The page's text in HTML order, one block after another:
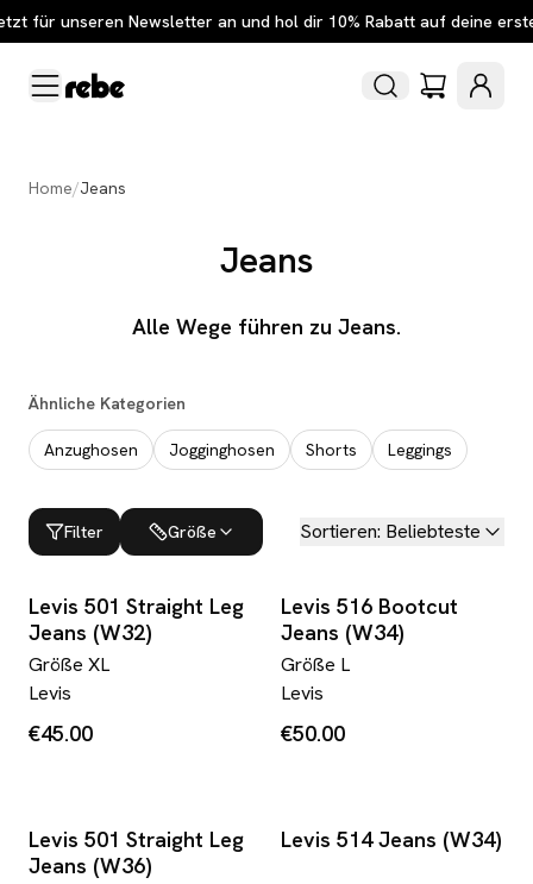
für unseren Newsletter an und hol dir 10% Rabatt auf deine
Home/Jeans
Jeans
Alle Wege führen zu Jeans.
Ähnliche Kategorien
Anzughosen Jogginghosen Shorts Leggings
Filter Größe Sortieren: Beliebteste
Levis 501 Straight Leg
Jeans (W32)
Größe XL
Levis
€45.00
Levis 516 Bootcut
Jeans (W34)
Größe L
Levis
€50.00
Levis 501 Straight Leg
Jeans (W36)
Levis 514 Jeans (W34)